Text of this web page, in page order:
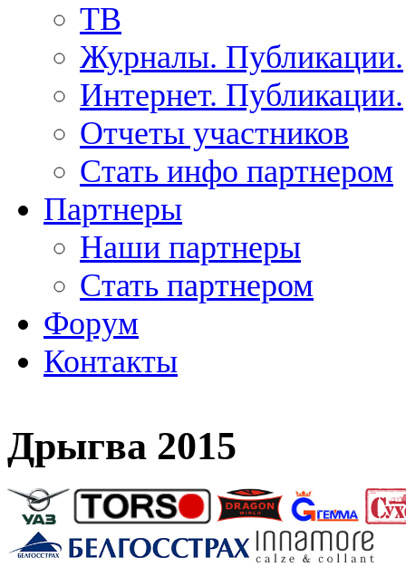
ТВ
Журналы. Публикации.
Интернет. Публикации.
Отчеты участников
Стать инфо партнером
Партнеры
Наши партнеры
Стать партнером
Форум
Контакты
Дрыгва 2015